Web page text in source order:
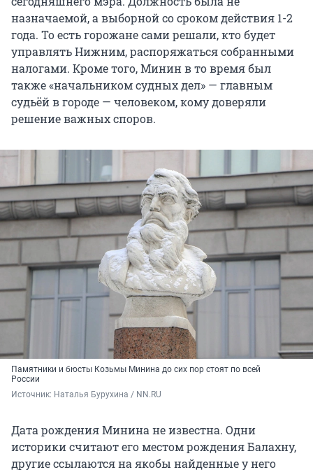
назначаемой, а выборной со сроком действия 1-2
года. То есть горожане сами решали, кто будет
управлять Нижним, распоряжаться собранными
налогами. Кроме того, Минин в то время был
также «начальником судных дел» — главным
судьёй в городе — человеком, кому доверяли
решение важных споров.
Памятники и бюсты Козьмы Минина до сих пор стоят по всей
России
Источник: Наталья Бурухина / NN.RU
Дата рождения Минина не известна. Одни
историки считают его местом рождения Балахну,
другие ссылаются на якобы найденные у него